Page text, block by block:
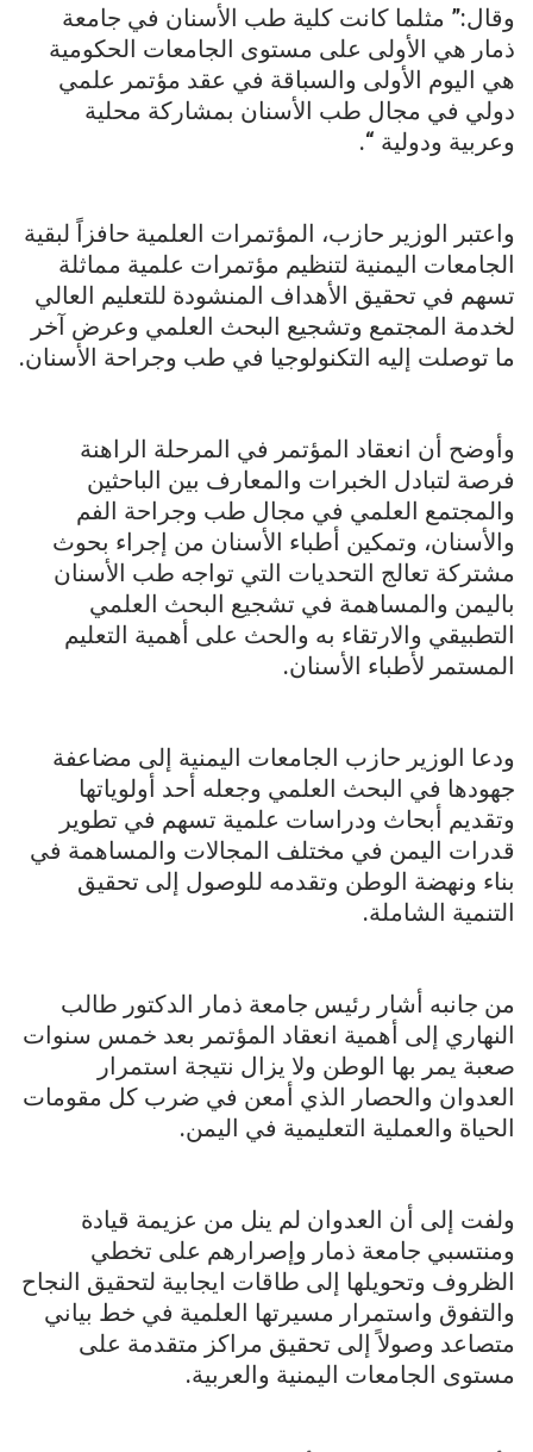
وقال:” مثلما كانت كلية طب الأسنان في جامعة
ذمار هي الأولى على مستوى الجامعات الحكومية
هي اليوم الأولى والسباقة في عقد مؤتمر علمي
دولي في مجال طب الأسنان بمشاركة محلية
وعربية ودولية “.
واعتبر الوزير حازب، المؤتمرات العلمية حافزاً لبقية
الجامعات اليمنية لتنظيم مؤتمرات علمية مماثلة
تسهم في تحقيق الأهداف المنشودة للتعليم العالي
لخدمة المجتمع وتشجيع البحث العلمي وعرض آخر
ما توصلت إليه التكنولوجيا في طب وجراحة الأسنان.
وأوضح أن انعقاد المؤتمر في المرحلة الراهنة
فرصة لتبادل الخبرات والمعارف بين الباحثين
والمجتمع العلمي في مجال طب وجراحة الفم
والأسنان، وتمكين أطباء الأسنان من إجراء بحوث
مشتركة تعالج التحديات التي تواجه طب الأسنان
باليمن والمساهمة في تشجيع البحث العلمي
التطبيقي والارتقاء به والحث على أهمية التعليم
المستمر لأطباء الأسنان.
ودعا الوزير حازب الجامعات اليمنية إلى مضاعفة
جهودها في البحث العلمي وجعله أحد أولوياتها
وتقديم أبحاث ودراسات علمية تسهم في تطوير
قدرات اليمن في مختلف المجالات والمساهمة في
بناء ونهضة الوطن وتقدمه للوصول إلى تحقيق
التنمية الشاملة.
من جانبه أشار رئيس جامعة ذمار الدكتور طالب
النهاري إلى أهمية انعقاد المؤتمر بعد خمس سنوات
صعبة يمر بها الوطن ولا يزال نتيجة استمرار
العدوان والحصار الذي أمعن في ضرب كل مقومات
الحياة والعملية التعليمية في اليمن.
ولفت إلى أن العدوان لم ينل من عزيمة قيادة
ومنتسبي جامعة ذمار وإصرارهم على تخطي
الظروف وتحويلها إلى طاقات ايجابية لتحقيق النجاح
والتفوق واستمرار مسيرتها العلمية في خط بياني
متصاعد وصولاً إلى تحقيق مراكز متقدمة على
مستوى الجامعات اليمنية والعربية.